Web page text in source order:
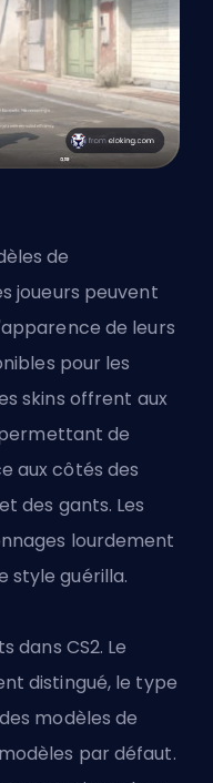
de
joueurs peuvent
de leurs
pour les
skins offrent aux
de
aux côtés des
des gants. Les
lourdement
style guérilla.
dans CS2. Le
distingué, le type
modèles de
par défaut.